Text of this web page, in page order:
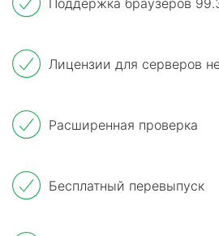
Лицензии для серверов
Расширенная проверка
Бесплатный перевыпуск